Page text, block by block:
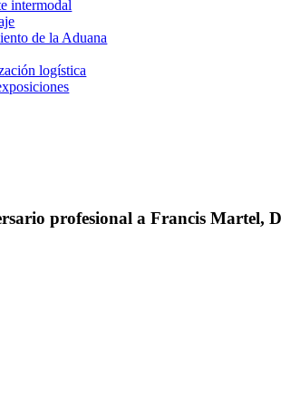
intermodal
de la Aduana
logística
profesional a Francis Martel,